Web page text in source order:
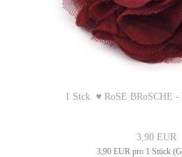
1 Stck. ♥ RoSE BRoSCHE
3,90 EUR
3,90 EUR pro 1 Stück